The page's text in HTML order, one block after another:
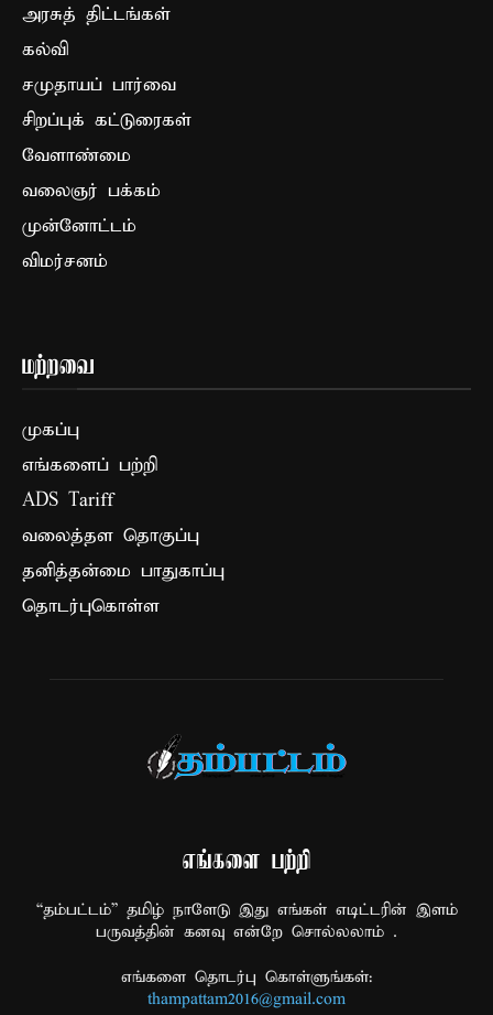
அரசுத் திட்டங்கள்
கல்வி
சமுதாயப் பார்வை
சிறப்புக் கட்டுரைகள்
வேளாண்மை
வலைஞர் பக்கம்
முன்னோட்டம்
விமர்சனம்
மற்றவை
முகப்பு
எங்களைப் பற்றி
ADS Tariff
வலைத்தள தொகுப்பு
தனித்தன்மை பாதுகாப்பு
தொடர்புகொள்ள
எங்களை பற்றி
“தம்பட்டம்” தமிழ் நாளேடு இது எங்கள் எடிட்டரின் இளம்
பருவத்தின் கனவு என்றே சொல்லலாம் .
எங்களை தொடர்பு கொள்ளுங்கள்:
thampattam2016@gmail.com